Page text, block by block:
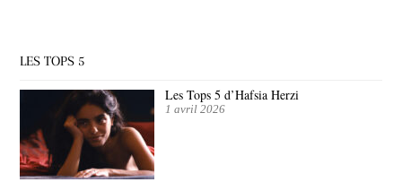
LES TOPS 5
Les Tops 5 d’Hafsia Herzi
1 avril 2026